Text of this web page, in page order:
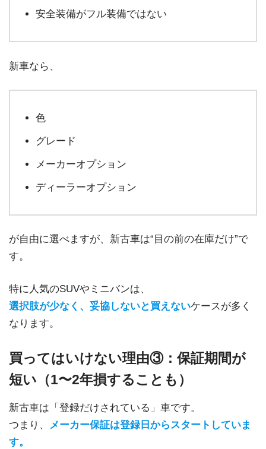
安全装備がフル装備ではない
新車なら、
色
グレード
メーカーオプション
ディーラーオプション
が自由に選べますが、新古車は“目の前の在庫だけ”で
す。
特に人気のSUVやミニバンは、
選択肢が少なく、妥協しないと買えないケースが多く
なります。
買ってはいけない理由③：保証期間が
短い（1〜2年損することも）
新古車は「登録だけされている」車です。
つまり、 メーカー保証は登録日からスタートしていま
す。